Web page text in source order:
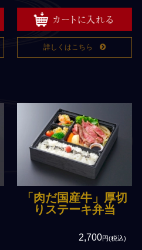
詳しくはこちら
「肉だ国産牛」厚切
りステーキ弁当
2,700円(税込)